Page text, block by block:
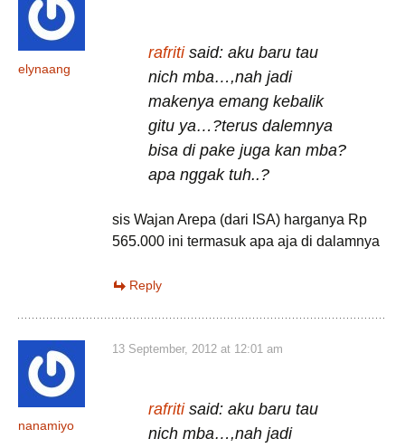
elynaang
rafritisaid: aku baru tau
nich mba…,nah jadi
makenya emang kebalik
gitu ya…?terus dalemnya
bisa di pake juga kan mba?
apa nggak tuh..?
sis Wajan Arepa (dari ISA) harganya Rp
565.000 ini termasuk apa aja di dalamnya
Reply
nanamiyo
13 September, 2012 at 12:01 am
rafritisaid: aku baru tau
nich mba…,nah jadi